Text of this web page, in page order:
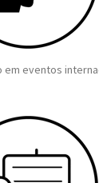
em eventos